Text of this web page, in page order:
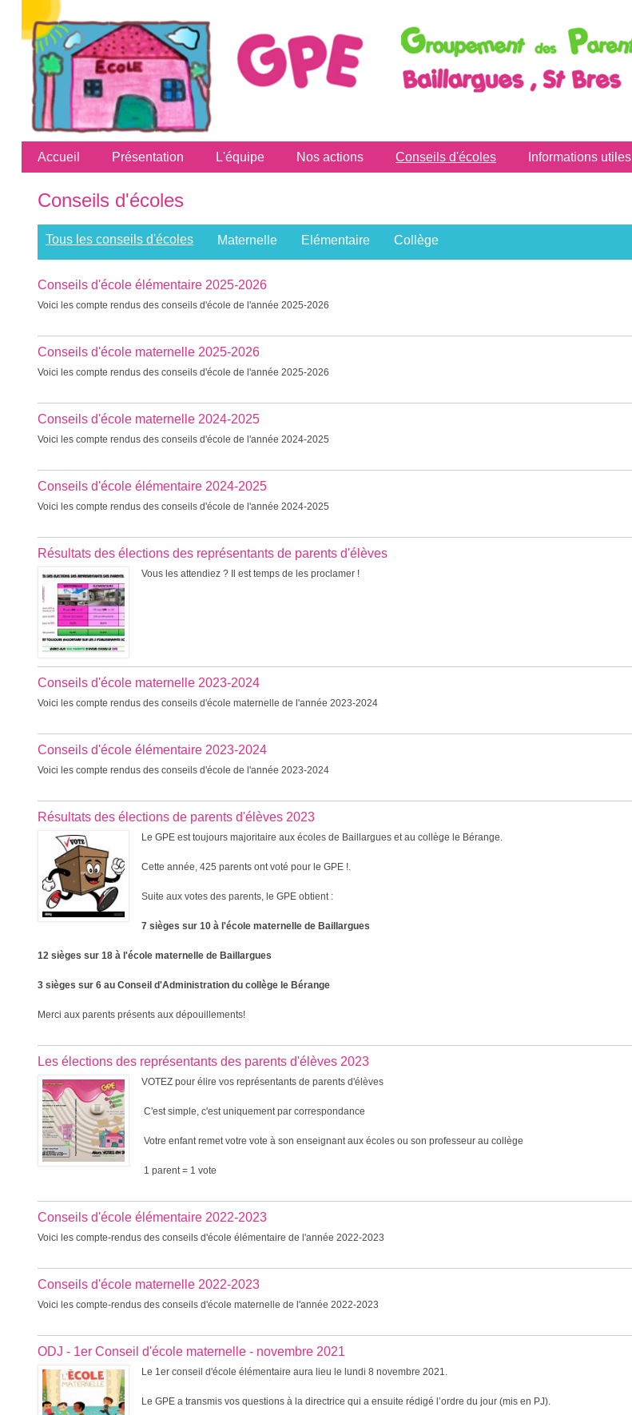
Accueil Présentation L'équipe Nos actions Conseils d'écoles Informations utiles
Conseils d'écoles
Tous les conseils d'écoles Maternelle Elémentaire Collège
Conseils d'école élémentaire 2025-2026
Voici les compte rendus des conseils d'école de l'année 2025-2026
Conseils d'école maternelle 2025-2026
Voici les compte rendus des conseils d'école de l'année 2025-2026
Conseils d'école maternelle 2024-2025
Voici les compte rendus des conseils d'école de l'année 2024-2025
Conseils d'école élémentaire 2024-2025
Voici les compte rendus des conseils d'école de l'année 2024-2025
Résultats des élections des représentants de parents d'élèves
Vous les attendiez ? Il est temps de les proclamer !
Conseils d'école maternelle 2023-2024
Voici les compte rendus des conseils d'école maternelle de l'année 2023-2024
Conseils d'école élémentaire 2023-2024
Voici les compte rendus des conseils d'école de l'année 2023-2024
Résultats des élections de parents d'élèves 2023
Le GPE est toujours majoritaire aux écoles de Baillargues et au collège le Bérange.
Cette année, 425 parents ont voté pour le GPE !.
Suite aux votes des parents, le GPE obtient :
7 sièges sur 10 à l'école maternelle de Baillargues
12 sièges sur 18 à l'école maternelle de Baillargues
3 sièges sur 6 au Conseil d'Administration du collège le Bérange
Merci aux parents présents aux dépouillements!
Les élections des représentants des parents d'élèves 2023
VOTEZ pour élire vos représentants de parents d'élèves
C'est simple, c'est uniquement par correspondance
Votre enfant remet votre vote à son enseignant aux écoles ou son professeur au collège
1 parent = 1 vote
Conseils d'école élémentaire 2022-2023
Voici les compte-rendus des conseils d'école élémentaire de l'année 2022-2023
Conseils d'école maternelle 2022-2023
Voici les compte-rendus des conseils d'école maternelle de l'année 2022-2023
ODJ - 1er Conseil d'école maternelle - novembre 2021
Le 1er conseil d'école élémentaire aura lieu le lundi 8 novembre 2021.
Le GPE a transmis vos questions à la directrice qui a ensuite rédigé l’ordre du jour (mis en PJ).